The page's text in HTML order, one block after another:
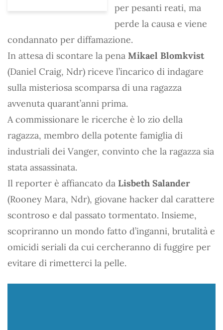
per pesanti reati, ma
perde la causa e viene
condannato per diffamazione.
In attesa di scontare la pena Mikael Blomkvist
(Daniel Craig, Ndr) riceve l’incarico di indagare
sulla misteriosa scomparsa di una ragazza
avvenuta quarant’anni prima.
A commissionare le ricerche è lo zio della
ragazza, membro della potente famiglia di
industriali dei Vanger, convinto che la ragazza sia
stata assassinata.
Il reporter è affiancato da Lisbeth Salander
(Rooney Mara, Ndr), giovane hacker dal carattere
scontroso e dal passato tormentato. Insieme,
scopriranno un mondo fatto d’inganni, brutalità e
omicidi seriali da cui cercheranno di fuggire per
evitare di rimetterci la pelle.